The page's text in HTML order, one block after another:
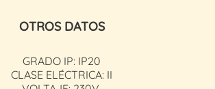
OTROS DATOS
GRADO IP: IP20
CLASE ELÉCTRICA: II